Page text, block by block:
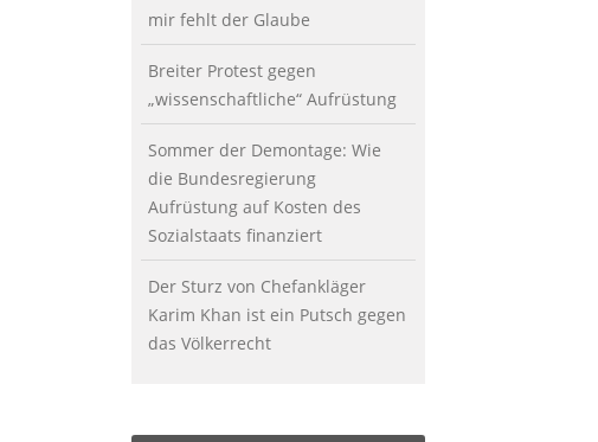
mir fehlt der Glaube
Breiter Protest gegen
„wissenschaftliche“ Aufrüstung
Sommer der Demontage: Wie
die Bundesregierung
Aufrüstung auf Kosten des
Sozialstaats finanziert
Der Sturz von Chefankläger
Karim Khan ist ein Putsch gegen
das Völkerrecht